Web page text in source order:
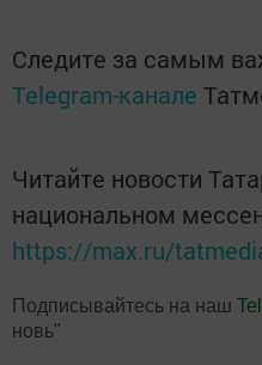
Следите за самым
Telegram-канале
Читайте новости
национальном
https://max.ru/
Подписывайтесь на наш
новь"